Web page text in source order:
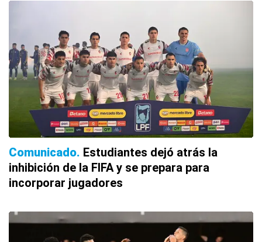
Comunicado Estudiantes dejó atrás la
inhibición de la FIFA y se prepara para
incorporar jugadores